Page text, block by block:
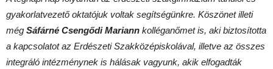
gyakorlatvezető oktatójuk voltak segítségünkre. Köszönet illeti
még Sáfárné Csengődi Mariann kolléganőmet is, aki biztosította
a kapcsolatot az Erdészeti Szakközépiskolával, illetve az összes
integráló intézménynek is hálásak vagyunk, akik elfogadták